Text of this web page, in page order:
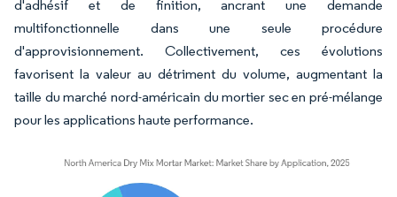
d'adhésif et de finition, ancrant une demande
multifonctionnelle dans une seule procédure
d'approvisionnement. Collectivement, ces évolutions
favorisent la valeur au détriment du volume, augmentant la
taille du marché nord-américain du mortier sec en pré-mélange
pour les applications haute performance.